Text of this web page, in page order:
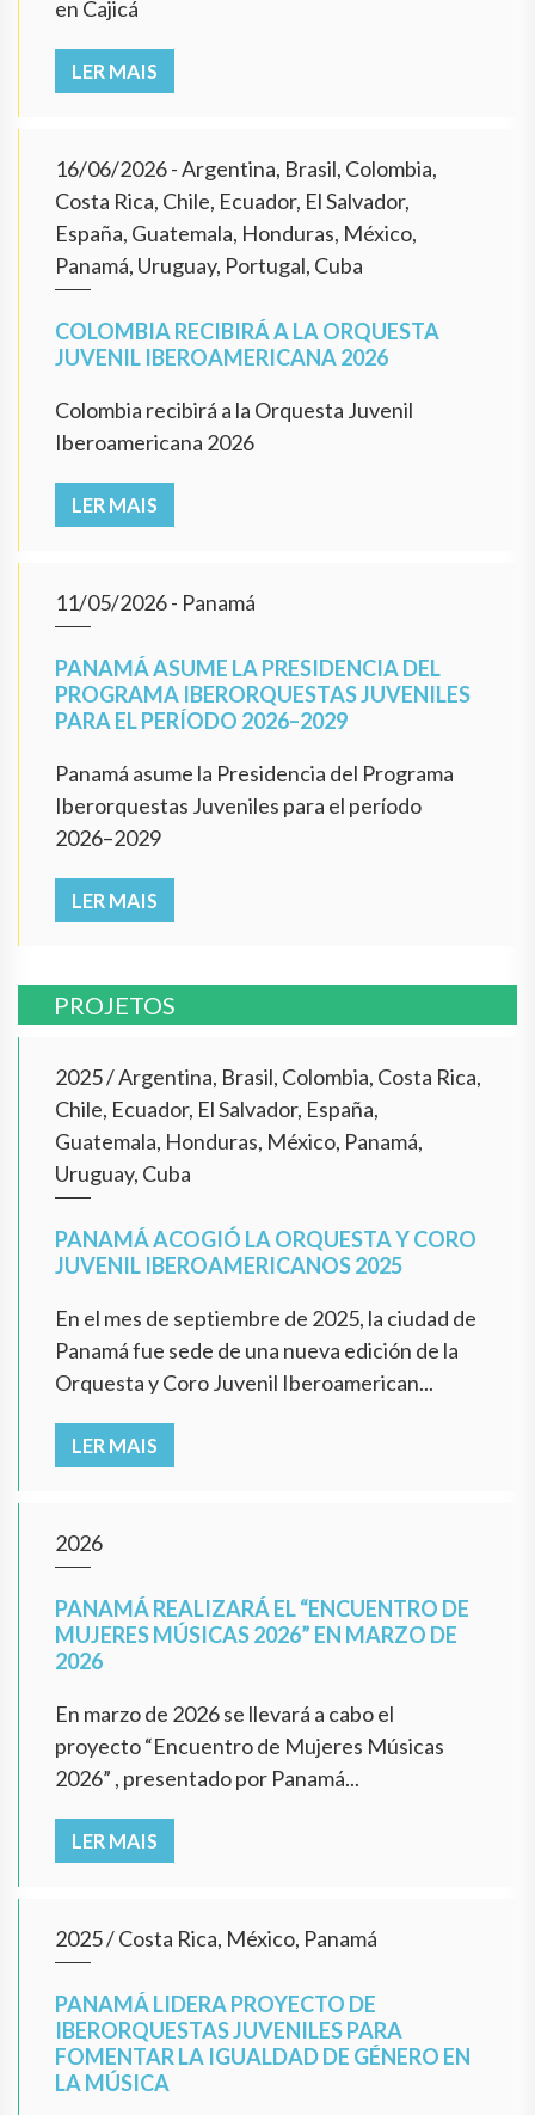
en Cajicá
LER MAIS
16/06/2026- Argentina, Brasil, Colombia,
Costa Rica, Chile, Ecuador, El Salvador,
España, Guatemala, Honduras, México,
Panamá, Uruguay, Portugal, Cuba
COLOMBIA RECIBIRÁ A LA ORQUESTA
JUVENIL IBEROAMERICANA 2026
Colombia recibirá a la Orquesta Juvenil
Iberoamericana 2026
LER MAIS
11/05/2026- Panamá
PANAMÁ ASUME LA PRESIDENCIA DEL
PROGRAMA IBERORQUESTAS JUVENILES
PARA EL PERÍODO 2026–2029
Panamá asume la Presidencia del Programa
Iberorquestas Juveniles para el período
2026–2029
LER MAIS
PROJETOS
2025/Argentina, Brasil, Colombia, Costa Rica,
Chile, Ecuador, El Salvador, España,
Guatemala, Honduras, México, Panamá,
Uruguay, Cuba
PANAMÁ ACOGIÓ LA ORQUESTA Y CORO
JUVENIL IBEROAMERICANOS 2025
En el mes de septiembre de 2025, la ciudad de
Panamá fue sede de una nueva edición de la
Orquesta y Coro Juvenil Iberoamerican...
LER MAIS
2026
PANAMÁ REALIZARÁ EL “ENCUENTRO DE
MUJERES MÚSICAS 2026” EN MARZO DE
2026
En marzo de 2026 se llevará a cabo el
proyecto “Encuentro de Mujeres Músicas
2026” , presentado por Panamá...
LER MAIS
2025/Costa Rica, México, Panamá
PANAMÁ LIDERA PROYECTO DE
IBERORQUESTAS JUVENILES PARA
FOMENTAR LA IGUALDAD DE GÉNERO EN
LA MÚSICA